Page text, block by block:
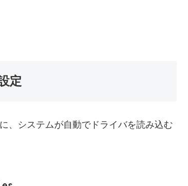
定
、システムが自動でドライバを読み込む